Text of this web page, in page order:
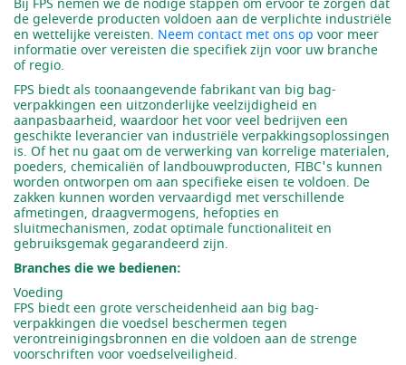
Bij FPS nemen we de nodige stappen om ervoor te zorgen dat
de geleverde producten voldoen aan de verplichte industriële
en wettelijke vereisten. Neem contact met ons op voor meer
informatie over vereisten die specifiek zijn voor uw branche
of regio.
FPS biedt als toonaangevende fabrikant van big bag-
verpakkingen een uitzonderlijke veelzijdigheid en
aanpasbaarheid, waardoor het voor veel bedrijven een
geschikte leverancier van industriële verpakkingsoplossingen
is. Of het nu gaat om de verwerking van korrelige materialen,
poeders, chemicaliën of landbouwproducten, FIBC's kunnen
worden ontworpen om aan specifieke eisen te voldoen. De
zakken kunnen worden vervaardigd met verschillende
afmetingen, draagvermogens, hefopties en
sluitmechanismen, zodat optimale functionaliteit en
gebruiksgemak gegarandeerd zijn.
Branches die we bedienen:
Voeding
FPS biedt een grote verscheidenheid aan big bag-
verpakkingen die voedsel beschermen tegen
verontreinigingsbronnen en die voldoen aan de strenge
voorschriften voor voedselveiligheid.